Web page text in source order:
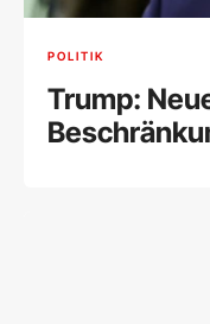
POLITIK
Trump: